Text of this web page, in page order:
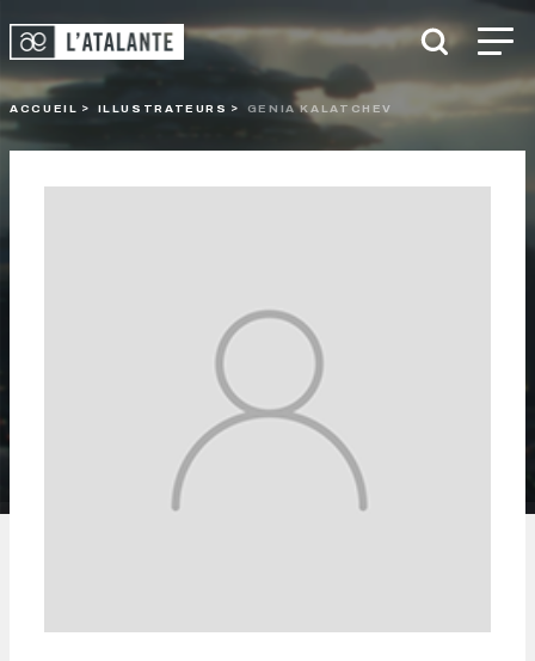
ACCUEIL ILLUSTRATEURS GENIA KALATCHEV